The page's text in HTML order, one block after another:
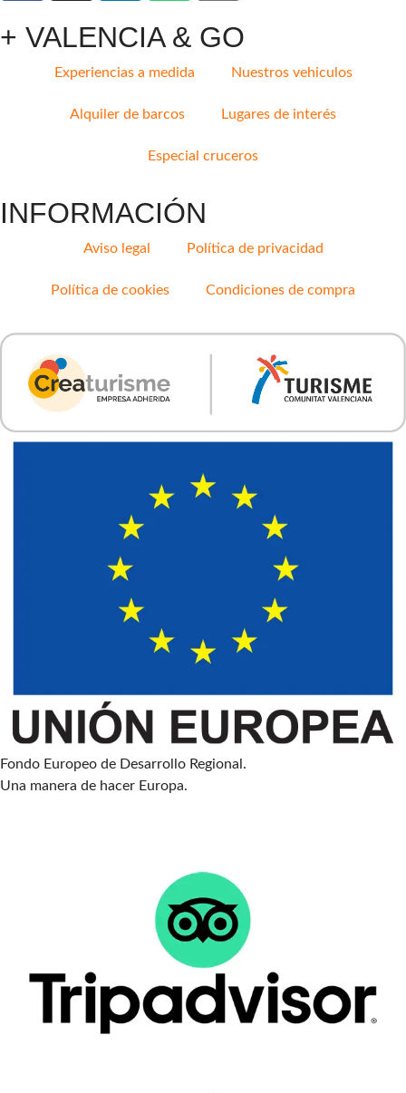
+ VALENCIA & GO
Experiencias a medida Nuestros vehiculos
Alquiler de barcos Lugares de interés
Especial cruceros
INFORMACIÓN
Aviso legal Política de privacidad
Política de cookies Condiciones de compra
Fondo Europeo de Desarrollo Regional.
Una manera de hacer Europa.